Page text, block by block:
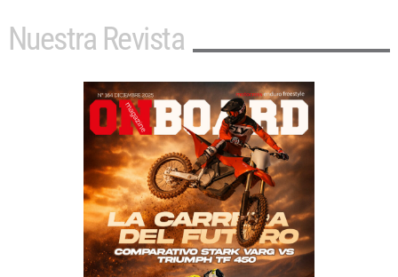
Nuestra Revista